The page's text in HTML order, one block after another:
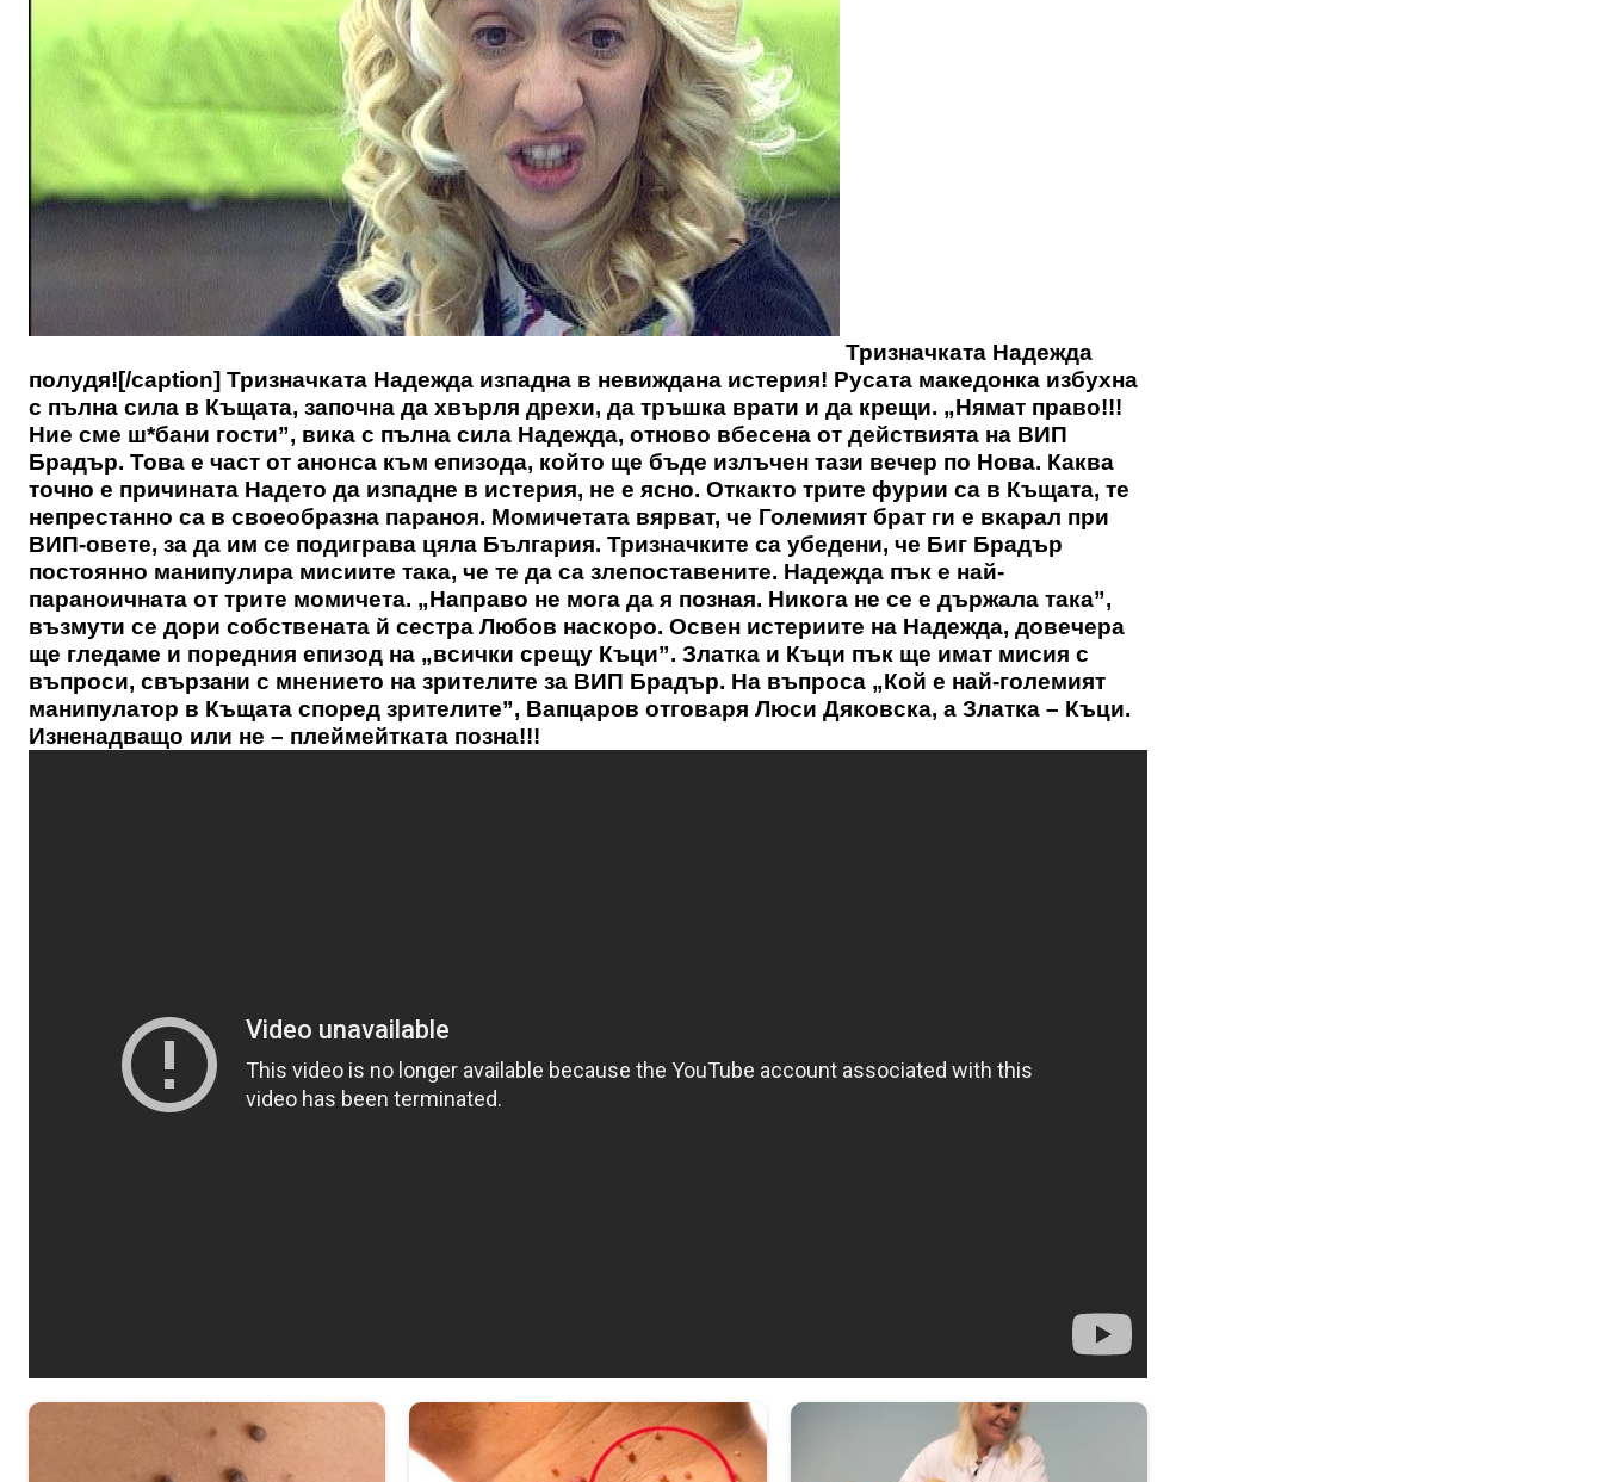
Тризначката Надежда
полудя![/caption] Тризначката Надежда изпадна в невиждана истерия! Русата македонка избухна
с пълна сила в Къщата, започна да хвърля дрехи, да тръшка врати и да крещи. „Нямат право!!!
Ние сме ш*бани гости”, вика с пълна сила Надежда, отново вбесена от действията на ВИП
Брадър. Това е част от анонса към епизода, който ще бъде излъчен тази вечер по Нова. Каква
точно е причината Надето да изпадне в истерия, не е ясно. Откакто трите фурии са в Къщата, те
непрестанно са в своеобразна параноя. Момичетата вярват, че Големият брат ги е вкарал при
ВИП-овете, за да им се подиграва цяла България. Тризначките са убедени, че Биг Брадър
постоянно манипулира мисиите така, че те да са злепоставените. Надежда пък е най-
параноичната от трите момичета. „Направо не мога да я позная. Никога не се е държала така”,
възмути се дори собствената й сестра Любов наскоро. Освен истериите на Надежда, довечера
ще гледаме и поредния епизод на „всички срещу Къци”. Златка и Къци пък ще имат мисия с
въпроси, свързани с мнението на зрителите за ВИП Брадър. На въпроса „Кой е най-големият
манипулатор в Къщата според зрителите”, Вапцаров отговаря Люси Дяковска, а Златка – Къци.
Изненадващо или не – плеймейтката позна!!!